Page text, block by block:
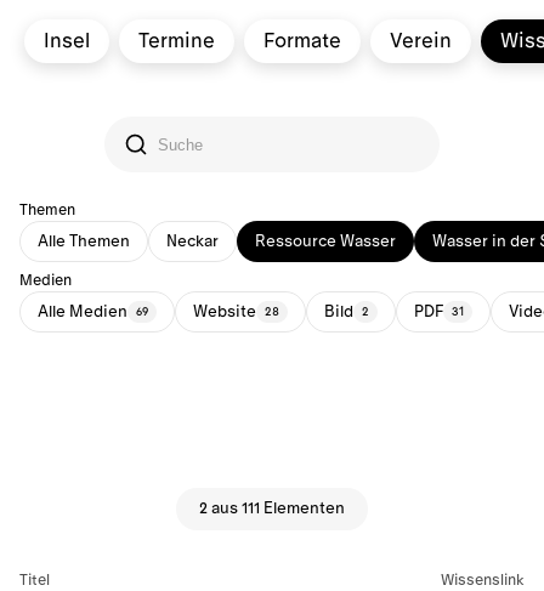
Insel Termine Formate Verein
Themen
Alle Themen Neckar Ressource Wasser Wasser in der
Medien
Alle Medien 69 Website 28 Bild 2 PDF 31
2 aus 111 Elementen
Titel Wissenslink